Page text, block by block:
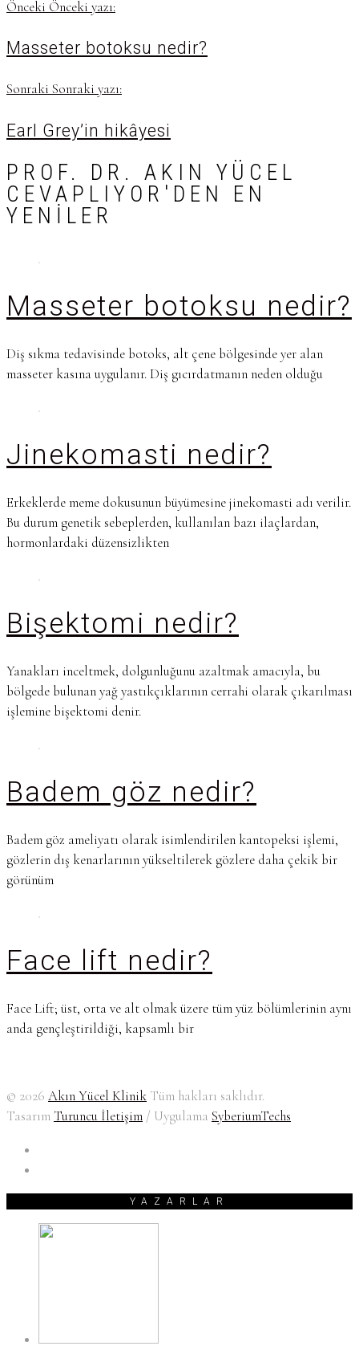
Önceki Önceki yazı:
Masseter botoksu nedir?
Sonraki Sonraki yazı:
Earl Grey’in hikâyesi
PROF. DR. AKIN YÜCEL
CEVAPLIYOR'DEN EN
YENILER
Masseter botoksu nedir?
Diş sıkma tedavisinde botoks, alt çene bölgesinde yer alan
masseter kasına uygulanır. Diş gıcırdatmanın neden olduğu
Jinekomasti nedir?
Erkeklerde meme dokusunun büyümesine jinekomasti adı verilir.
Bu durum genetik sebeplerden, kullanılan bazı ilaçlardan,
hormonlardaki düzensizlikten
Bişektomi nedir?
Yanakları inceltmek, dolgunluğunu azaltmak amacıyla, bu
bölgede bulunan yağ yastıkçıklarının cerrahi olarak çıkarılması
işlemine bişektomi denir.
Badem göz nedir?
Badem göz ameliyatı olarak isimlendirilen kantopeksi işlemi,
gözlerin dış kenarlarının yükseltilerek gözlere daha çekik bir
görünüm
Face lift nedir?
Face Lift; üst, orta ve alt olmak üzere tüm yüz bölümlerinin aynı
anda gençleştirildiği, kapsamlı bir
© 2026 Akın Yücel Klinik Tüm hakları saklıdır.
Tasarım Turuncu İletişim / Uygulama SyberiumTechs
YAZARLAR